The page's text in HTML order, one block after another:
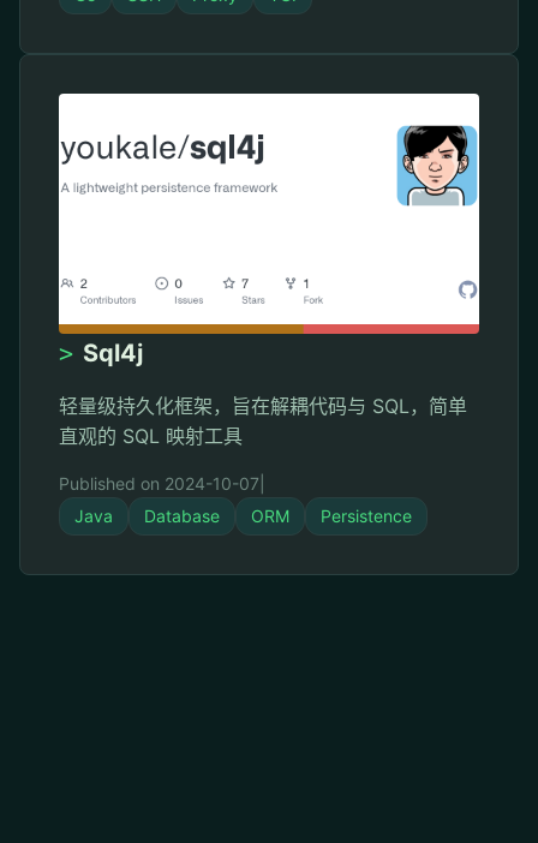
> Sql4j
轻量级持久化框架，旨在解耦代码与 SQL，简单
直观的 SQL 映射工具
Published on 2024-10-07
Java
Database ORM Persistence